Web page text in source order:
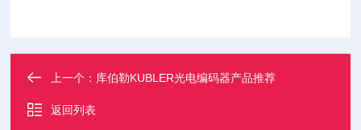
上一个： 库伯勒KUBLER光电编码器产品推荐
返回列表